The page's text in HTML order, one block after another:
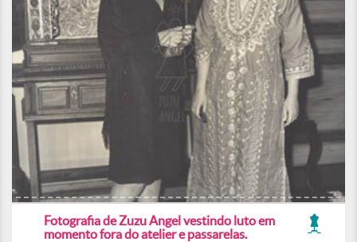
Fotografia de Zuzu Angel vestindo luto em
momento fora do atelier e passarelas.